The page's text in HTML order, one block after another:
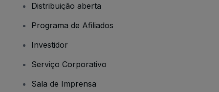
Distribuição aberta
Programa de Afiliados
Investidor
Serviço Corporativo
Sala de Imprensa